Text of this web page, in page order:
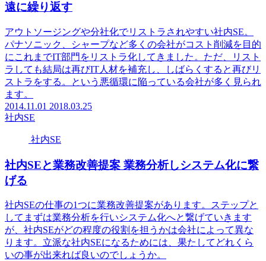
遠に繰り返す
アウトソージングや分社化でリストラされやすい社内SE。
パナソニック、シャープなど多くの会社がコスト削減を目的
にこれまでIT部門をリストラ化してきました。ただ、リスト
ラしても結局は再びIT人材を補充し、しばらくすると再びリ
ストラをする。という悪循環に陥っている会社が多く見られ
ます。
2014.11.01 2018.03.25
社内SE
社内SE
社内SEと業務改善提案 業務分析しシステム化に繋
げる
社内SEの仕事の1つに業務改善提案があります。ステップと
してまずは業務分析を行いシステム化へと繋げていきます
が、社内SEがどの程度の役割を担うかは会社によって異な
ります。立派な社内SEになるためには、果たしてどれくら
いの事が出来れば良いのでしょうか。